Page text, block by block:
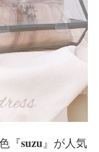
『suzu』が人気